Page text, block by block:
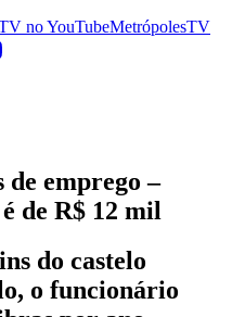
noYouTubeMetrópolesTV
de emprego –
de R$ 12 mil
do castelo
o funcionário